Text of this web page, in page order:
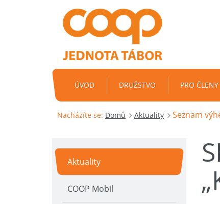
ÚVOD DRUŽSTVO PRO ČLENY
Nacházíte se: Domů Aktuality Seznam
Aktuality
COOP Mobil